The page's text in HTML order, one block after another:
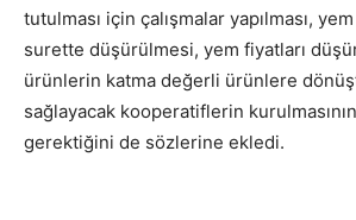
tutulması için çalışmalar yapılması,
surette düşürülmesi, yem fiyatları
ürünlerin katma değerli ürünlere
sağlayacak kooperatiflerin
gerektiğini de sözlerine ekledi.